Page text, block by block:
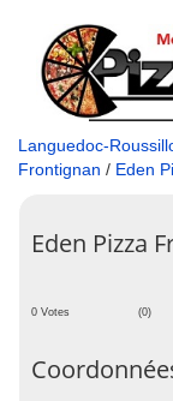
Languedoc-
Frontignan / Eden
Eden Pizza
0 Votes (0)